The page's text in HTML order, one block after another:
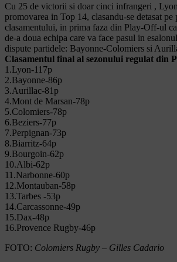
Cu 25 de victorii si doar cinci infrangeri ,
promovarea in Top 14, clasandu-se detasat pe
clasamentului, in prima faza din Play-Off-ul
de-a doua echipa care va face pasul in
dispute partidele: Bayonne-Colomiers si
Clasamentul final al sezonului regulat din
1.Lyon-117p
2.Bayonne-86p
3.Aurillac-81p
4.Mont de Marsan-78p
5.Colomiers-78p
6.Beziers-77p
7.Perpignan-73p
8.Biarritz-64p
9.Bourgoin-62p
10.Albi-62p
11.Narbonne-60p
12.Montauban-58p
13.Tarbes -53p
14.Carcassonne-49p
15.Dax-48p
16.Provence Rugby-46p
FOTO: Colomiers Rugby – Gilles Cadario